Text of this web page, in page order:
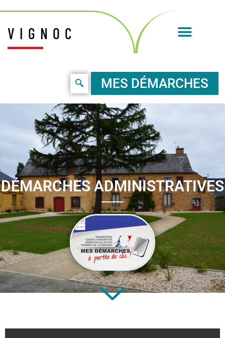
VIGNOC
MES DÉMARCHES
DÉMARCHES ADMINISTRATIVES